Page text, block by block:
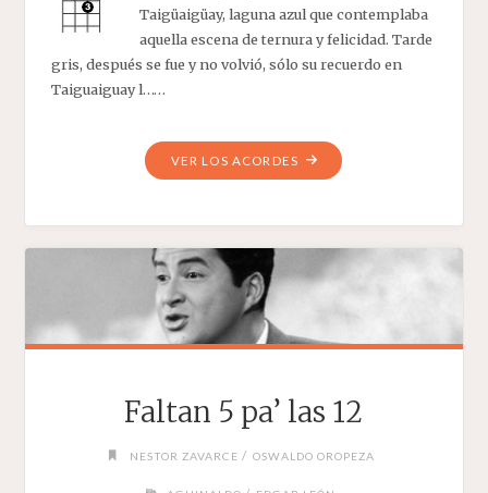
Taigüaigüay, laguna azul que contemplaba
aquella escena de ternura y felicidad. Tarde
gris, después se fue y no volvió, sólo su recuerdo en
Taiguaiguay l……
VER LOS ACORDES"TARDE
GRIS"
Faltan 5 pa’ las 12
NESTOR ZAVARCE / OSWALDO OROPEZA